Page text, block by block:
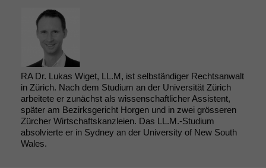
RA Dr. Lukas Wiget, LL.M, ist selbständiger Rechtsanwalt
in Zürich. Nach dem Studium an der Universität Zürich
arbeitete er zunächst als wissenschaftlicher Assistent,
später am Bezirksgericht Horgen und in zwei grösseren
Zürcher Wirtschaftskanzleien. Das LL.M.-Studium
absolvierte er in Sydney an der University of New South
Wales.